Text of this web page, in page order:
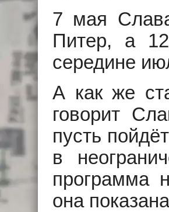
7 мая
Питер, а
середине
А как же
говорит
пусть
в
программа
она